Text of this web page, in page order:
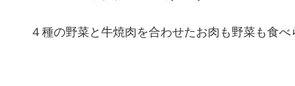
４種の野菜と牛焼肉を合わせたお肉も野菜も食べ